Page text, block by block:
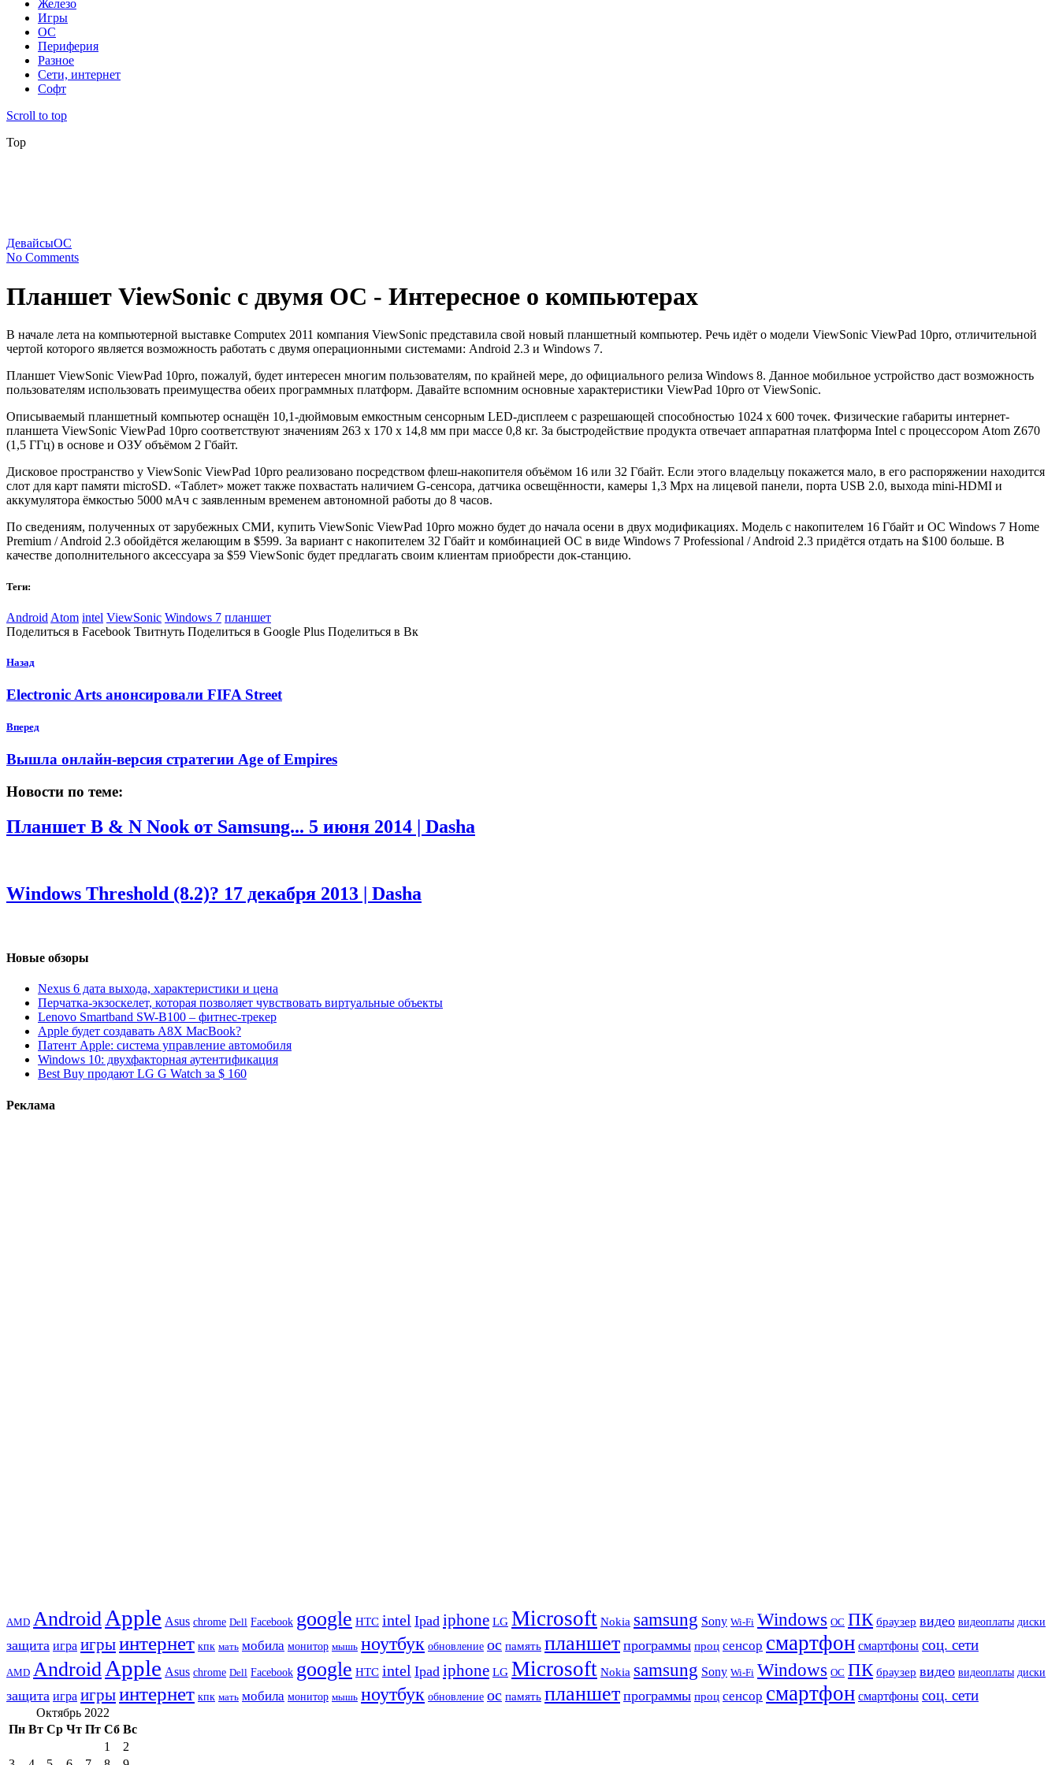
Железо
Игры
ОС
Периферия
Разное
Сети, интернет
Софт
Scroll to top
Top
ДевайсыОС
No Comments
Планшет ViewSonic с двумя ОС - Интересное о компьютерах
В начале лета на компьютерной выставке Computex 2011 компания ViewSonic представила свой новый планшетный компьютер. Речь идёт о модели ViewSonic ViewPad 10pro, отличительной
чертой которого является возможность работать с двумя операционными системами: Android 2.3 и Windows 7.
Планшет ViewSonic ViewPad 10pro, пожалуй, будет интересен многим пользователям, по крайней мере, до официального релиза Windows 8. Данное мобильное устройство даст возможность
пользователям использовать преимущества обеих программных платформ. Давайте вспомним основные характеристики ViewPad 10pro от ViewSonic.
Описываемый планшетный компьютер оснащён 10,1-дюймовым емкостным сенсорным LED-дисплеем с разрешающей способностью 1024 x 600 точек. Физические габариты интернет-
планшета ViewSonic ViewPad 10pro соответствуют значениям 263 x 170 x 14,8 мм при массе 0,8 кг. За быстродействие продукта отвечает аппаратная платформа Intel с процессором Atom Z670
(1,5 ГГц) в основе и ОЗУ объёмом 2 Гбайт.
Дисковое пространство у ViewSonic ViewPad 10pro реализовано посредством флеш-накопителя объёмом 16 или 32 Гбайт. Если этого владельцу покажется мало, в его распоряжении находится
слот для карт памяти microSD. «Таблет» может также похвастать наличием G-сенсора, датчика освещённости, камеры 1,3 Mpx на лицевой панели, порта USB 2.0, выхода mini-HDMI и
аккумулятора ёмкостью 5000 мАч с заявленным временем автономной работы до 8 часов.
По сведениям, полученных от зарубежных СМИ, купить ViewSonic ViewPad 10pro можно будет до начала осени в двух модификациях. Модель с накопителем 16 Гбайт и ОС Windows 7 Home
Premium / Android 2.3 обойдётся желающим в $599. За вариант с накопителем 32 Гбайт и комбинацией ОС в виде Windows 7 Professional / Android 2.3 придётся отдать на $100 больше. В
качестве дополнительного аксессуара за $59 ViewSonic будет предлагать своим клиентам приобрести док-станцию.
Теги:
Android Atom intel ViewSonic Windows 7 планшет
Поделиться в Facebook Твитнуть Поделиться в Google Plus Поделиться в Вк
Назад
Electronic Arts анонсировали FIFA Street
Вперед
Вышла онлайн-версия стратегии Age of Empires
Новости по теме:
Планшет B & N Nook от Samsung... 5 июня 2014 | Dasha
Windows Threshold (8.2)? 17 декабря 2013 | Dasha
Новые обзоры
Nexus 6 дата выхода, характеристики и цена
Перчатка-экзоскелет, которая позволяет чувствовать виртуальные объекты
Lenovo Smartband SW-B100 – фитнес-трекер
Apple будет создавать A8X MacBook?
Патент Apple: система управление автомобиля
Windows 10: двухфакторная аутентификация
Best Buy продают LG G Watch за $ 160
Реклама
AMD Android Apple Asus chrome Dell Facebook google HTC intel Ipad iphone LG Microsoft Nokia samsung Sony Wi-Fi Windows ОС ПК браузер видео видеоплаты диски
защита игра игрыинтернет кпк мать мобила монитор мышь ноутбук обновление ос память планшет программы проц сенсор смартфон смартфоны соц. сети
AMD Android Apple Asus chrome Dell Facebook google HTC intel Ipad iphone LG Microsoft Nokia samsung Sony Wi-Fi Windows ОС ПК браузер видео видеоплаты диски
защита игра игрыинтернет кпк мать мобила монитор мышь ноутбук обновление ос память планшет программы проц сенсор смартфон смартфоны соц. сети
Октябрь 2022
Пн Вт Ср Чт Пт Сб Вс
1
2